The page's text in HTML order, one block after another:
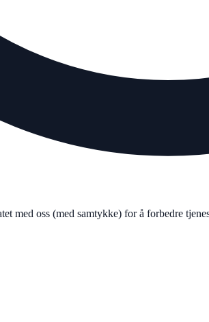
med oss (med samtykke) for å forbedre